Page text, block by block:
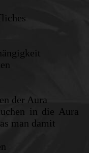
der Aura
in die Aura
man damit